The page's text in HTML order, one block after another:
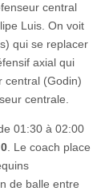
central
Luis. On voit
qui se replacer
axial qui
central (Godin)
centrale.
01:30 à 02:00
. Le coach place
de balle entre